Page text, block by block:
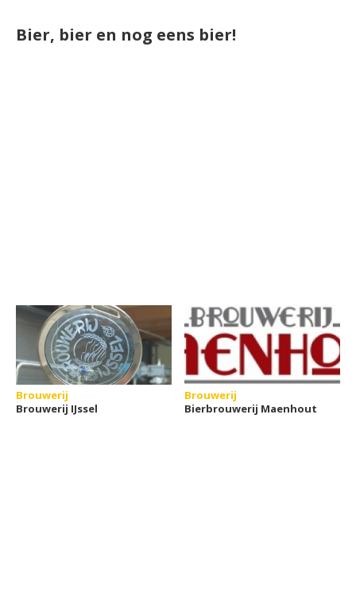
Bier, bier en nog eens bier!
Brouwerij
Brouwerij IJssel
Brouwerij
Bierbrouwerij Maenhout